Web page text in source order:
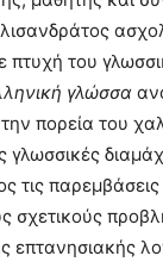
πτυχή του
γλώσσα
πορεία του
γλωσσικές
τις
σχετικούς
επτανησιακής